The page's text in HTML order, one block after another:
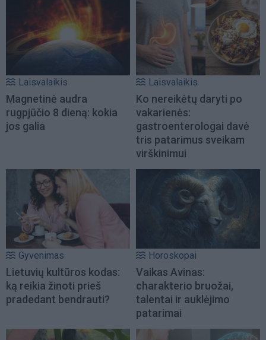
Laisvalaikis
Magnetinė audra
rugpjūčio 8 dieną: kokia
jos galia
Laisvalaikis
Ko nereikėtų daryti po
vakarienės:
gastroenterologai davė
tris patarimus sveikam
virškinimui
Gyvenimas
Lietuvių kultūros kodas:
ką reikia žinoti prieš
pradedant bendrauti?
Horoskopai
Vaikas Avinas:
charakterio bruožai,
talentai ir auklėjimo
patarimai